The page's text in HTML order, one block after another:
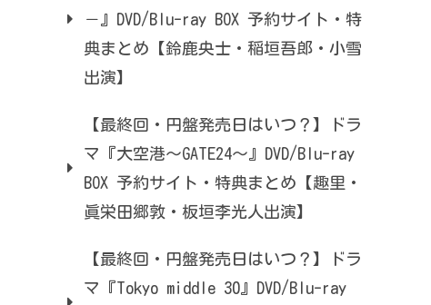
－』DVD/Blu-ray BOX 予約サイト・特
典まとめ【鈴鹿央士・稲垣吾郎・小雪
出演】
【最終回・円盤発売日はいつ？】ドラ
マ『大空港～GATE24～』DVD/Blu-ray
BOX 予約サイト・特典まとめ【趣里・
眞栄田郷敦・板垣李光人出演】
【最終回・円盤発売日はいつ？】ドラ
マ『Tokyo middle 30』DVD/Blu-ray